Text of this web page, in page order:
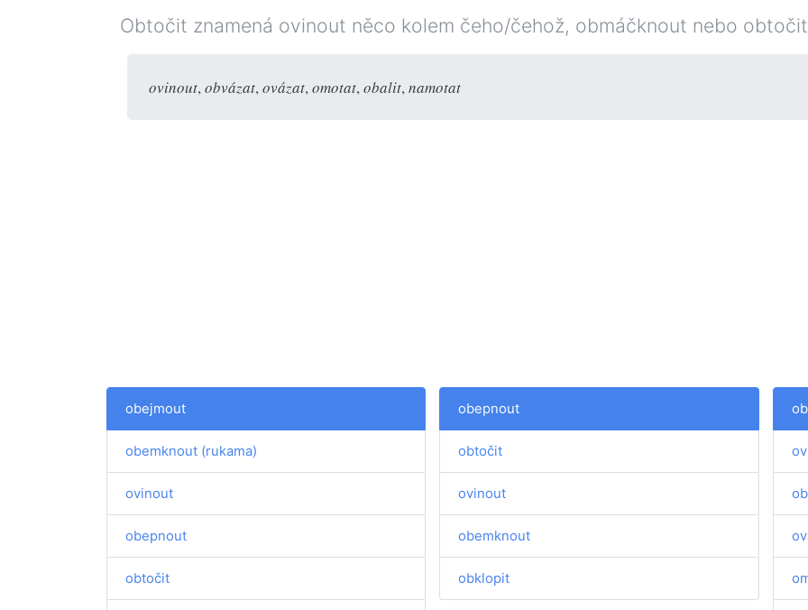
Obtočit znamená ovinout něco kolem čeho/čehož, obmáčknout nebo
ovinout, obvázat, ovázat, omotat, obalit, namotat
obejmout
obemknout (rukama)
ovinout
obepnout
obtočit
obepnout
obtočit
ovinout
obemknout
obklopit